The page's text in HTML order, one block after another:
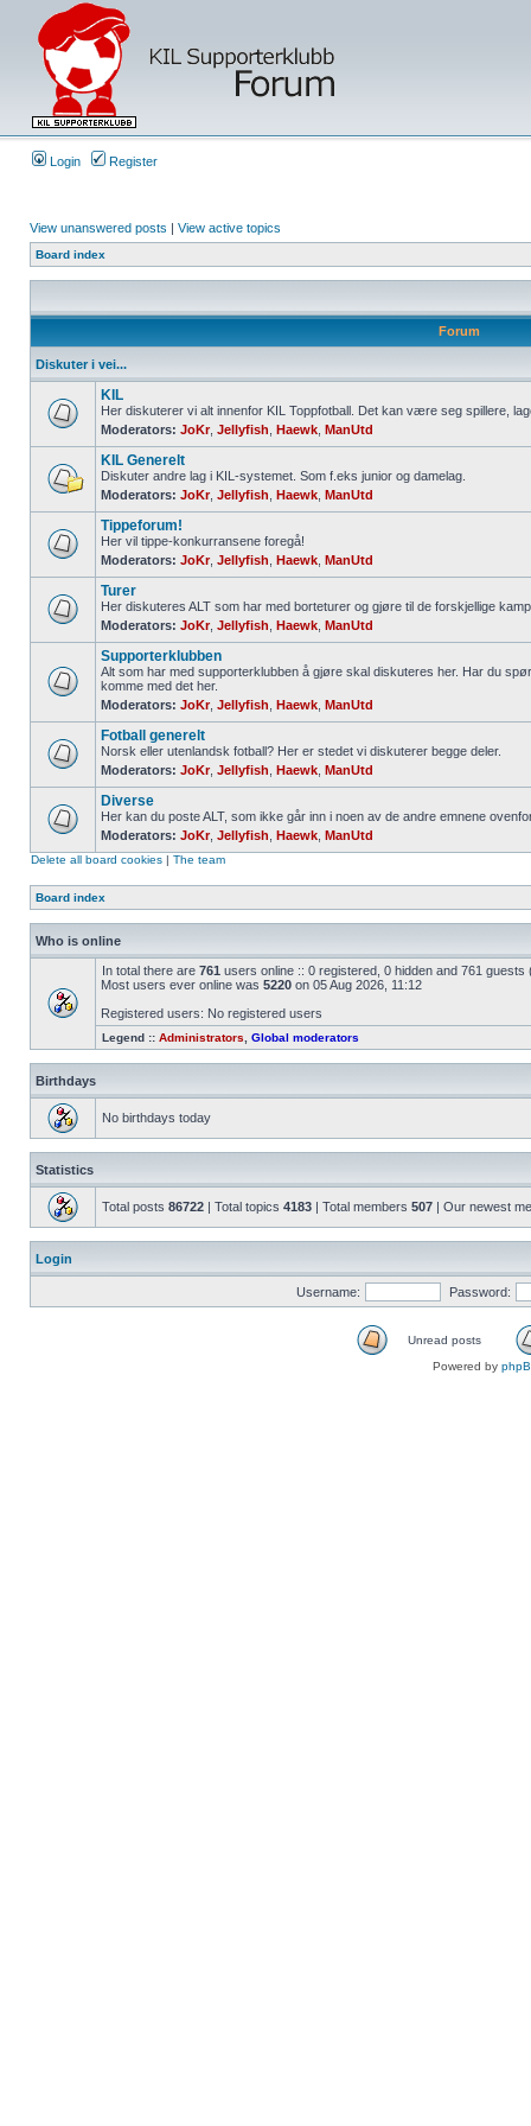
Login Register
View unanswered posts | View active topics
Board index
Forum
Diskuter i vei...
KIL
Her diskuterer vi alt innenfor KIL Toppfotball. Det kan være seg spillere,
Moderators: JoKr, Jellyfish Haewk ManUtd
KIL Generelt
Diskuter andre lag i KIL-systemet. Som f.eks junior og damelag.
Moderators: JoKr, Jellyfish Haewk ManUtd
Tippeforum!
Her vil tippe-konkurransene foregå!
Moderators: JoKr, Jellyfish Haewk ManUtd
Turer
Her diskuteres ALT som har med borteturer og gjøre til de forskjellige
Moderators: JoKr, Jellyfish Haewk ManUtd
Supporterklubben
Alt som har med supporterklubben å gjøre skal diskuteres her. Har du
komme med det her.
Moderators: JoKr, Jellyfish Haewk ManUtd
Fotball generelt
Norsk eller utenlandsk fotball? Her er stedet vi diskuterer begge deler.
Moderators: JoKr, Jellyfish Haewk ManUtd
Diverse
Her kan du poste ALT, som ikke går inn i noen av de andre emnene
Moderators: JoKr, Jellyfish Haewk ManUtd
Delete all board cookies | The team
Board index
Who is online
In total there are 761 users online :: 0 registered, 0 hidden and 761
Most users ever online was 5220 on 05 Aug 2026, 11:12
Registered users: No registered users
Legend :: Administrators Global moderators
Birthdays
No birthdays today
Statistics
Total posts 86722 | Total topics 4183 | Total members 507 | Our newest
Login
Username: Password:
Unread posts
Powered by